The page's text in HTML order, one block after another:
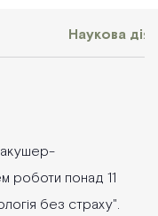
Наукова
акушер-
роботи понад 11
без страху".